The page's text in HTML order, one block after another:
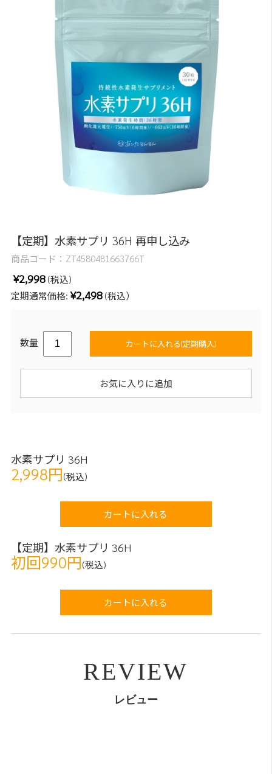
【定期】水素サプリ 36H 再申し込み
商品コード： ZT4580481663766T
¥2,998 (税込)
定期通常価格: ¥2,498 (税込）
数量 カートに入れる(定期購入)
お気に入りに追加
水素サプリ 36H
2,998円(税込)
カートに入れる
【定期】水素サプリ 36H
初回990円(税込)
カートに入れる
REVIEW
レビュー